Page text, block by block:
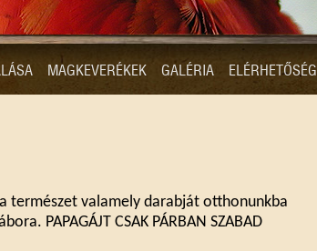
MAGKEVERÉKEK GALÉRIA ELÉRHETŐSÉG
természet valamely darabját otthonunkba
PAPAGÁJT CSAK PÁRBAN SZABAD